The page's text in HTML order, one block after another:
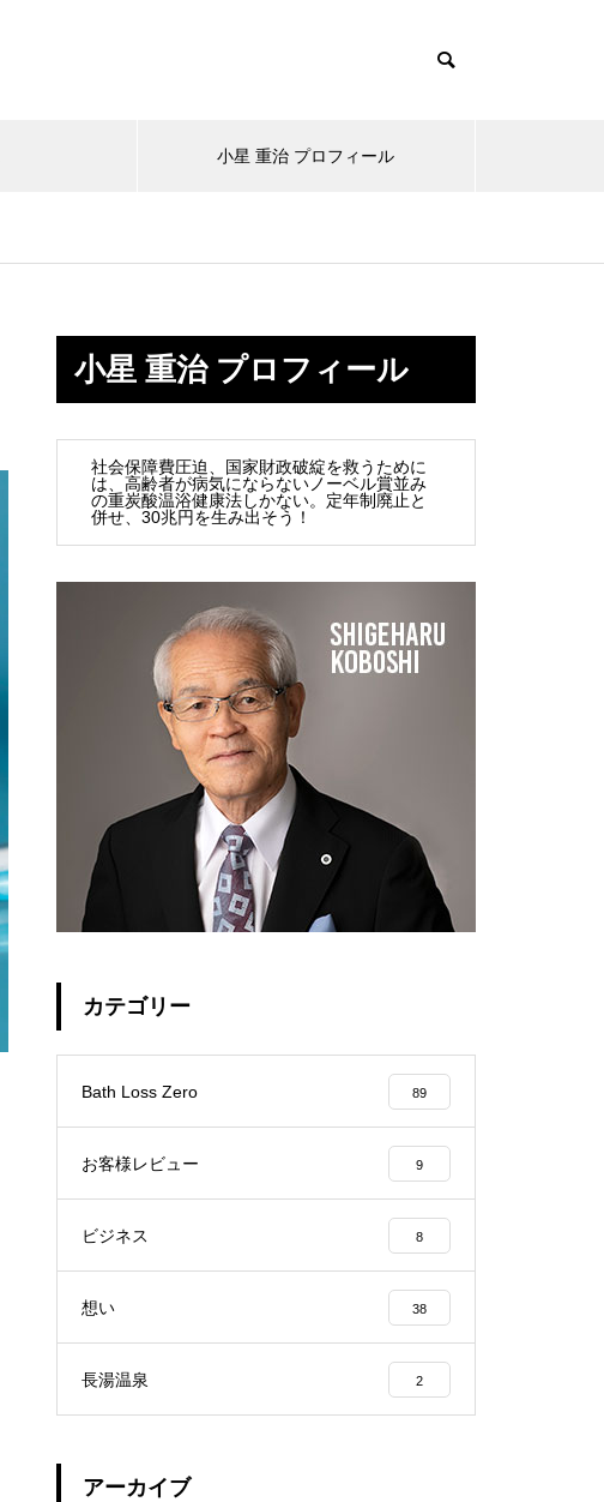
小星 重治 プロフィール
冷え症を改善する第一歩。まず
は入浴習慣を見直そう
日本と韓国の少子化が世界と比
新陳代謝を良くするためにリラ
ックスできる入浴法で血流を上
げよう
「冷えは万病の元」産前産後の
互換性はお客様のため
成功者の要件
医聖からの警告「人は自然から
【フェムケア入浴剤】女性が健
やかに暮らすために、やさしく
洗う。
半永久的に残る化学物質？米国
で制限されるPFAS(ピーファス)
赤ちゃんやお母さんを守りた
い。経皮毒について考えてみま
小星 重治 プロフィール
社会保障費圧迫、国家財政破綻を救うために
は、高齢者が病気にならないノーベル賞並み
の重炭酸温浴健康法しかない。定年制廃止と
併せ、30兆円を生み出そう！
カテゴリー
Bath Loss Zero 89
お客様レビュー 9
ビジネス 8
想い 38
長湯温泉 2
アーカイブ